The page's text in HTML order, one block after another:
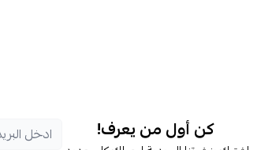
كن أول من يعرف!